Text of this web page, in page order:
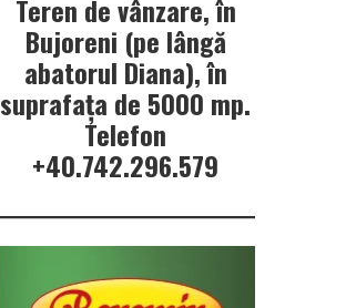
Teren de vânzare, în
Bujoreni (pe lângă
abatorul Diana), în
suprafața de 5000 mp.
Telefon
+40.742.296.579